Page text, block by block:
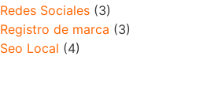
Redes Sociales(3)
Registro de marca (3)
Seo Local (4)